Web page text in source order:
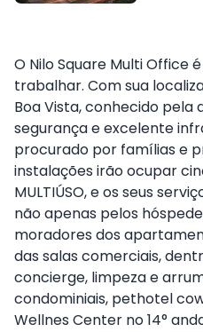
O Nilo Square Multi Office
trabalhar. Com sua
Boa Vista, conhecido pela
segurança e excelente
procurado por famílias e
instalações irão ocupar
MULTIÚSO, e os seus
não apenas pelos
moradores dos
das salas comerciais,
concierge, limpeza e
condominiais, pethotel
Wellnes Center no 14°